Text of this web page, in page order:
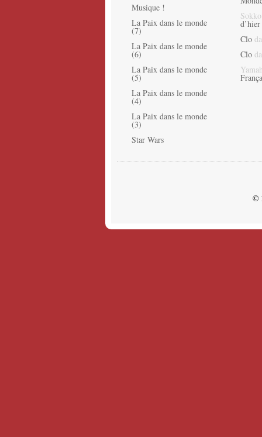
Musique !
La Paix dans le monde
(7)
La Paix dans le monde
(6)
La Paix dans le monde
(5)
La Paix dans le monde
(4)
La Paix dans le monde
(3)
Star Wars
Sokko
d’hier
Clo
Clo
©